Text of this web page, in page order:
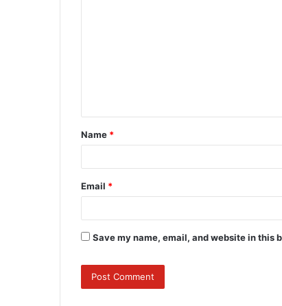
t
*
Name *
Email *
Save my name, email, and website in this